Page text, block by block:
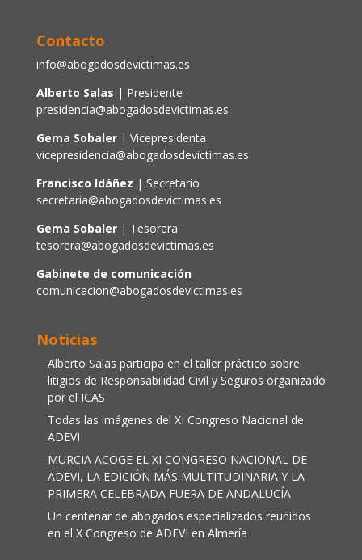
Contacto
info@abogadosdevictimas.es
Alberto Salas | Presidente
presidencia@abogadosdevictimas.es
Gema Sobaler | Vicepresidenta
vicepresidencia@abogadosdevictimas.es
Francisco Idáñez | Secretario
secretaria@abogadosdevictimas.es
Gema Sobaler| Tesorera
tesorera@abogadosdevictimas.es
Gabinete de comunicación
comunicacion@abogadosdevictimas.es
Noticias
Alberto Salas participa en el taller práctico sobre
litigios de Responsabilidad Civil y Seguros organizado
por el ICAS
Todas las imágenes del XI Congreso Nacional de
ADEVI
MURCIA ACOGE EL XI CONGRESO NACIONAL DE
ADEVI, LA EDICIÓN MÁS MULTITUDINARIA Y LA
PRIMERA CELEBRADA FUERA DE ANDALUCÍA
Un centenar de abogados especializados reunidos
en el X Congreso de ADEVI en Almería